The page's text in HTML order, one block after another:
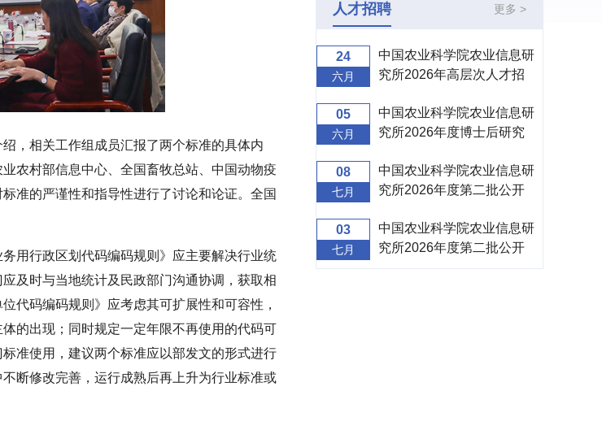
，相关工作组成员汇报了两个标准的具体内
农村部信息中心、全国畜牧总站、中国动物疫
准的严谨性和指导性进行了讨论和论证。全国
用行政区划代码编码规则》应主要解决行业统
及时与当地统计及民政部门沟通协调，获取相
代码编码规则》应考虑其可扩展性和可容性，
的出现；同时规定一定年限不再使用的代码可
准使用，建议两个标准应以部发文的形式进行
断修改完善，运行成熟后再上升为行业标准或
人才招聘 更多 >
24
六月
中国农业科学院农业信息研
究所2026年高层次人才招
05
六月
中国农业科学院农业信息研
究所2026年度博士后研究
08
七月
中国农业科学院农业信息研
究所2026年度第二批公开
03
七月
中国农业科学院农业信息研
究所2026年度第二批公开